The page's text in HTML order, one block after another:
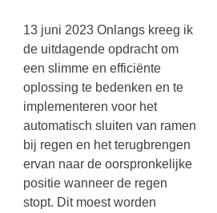
13 juni 2023 Onlangs kreeg ik
de uitdagende opdracht om
een slimme en efficiënte
oplossing te bedenken en te
implementeren voor het
automatisch sluiten van ramen
bij regen en het terugbrengen
ervan naar de oorspronkelijke
positie wanneer de regen
stopt. Dit moest worden